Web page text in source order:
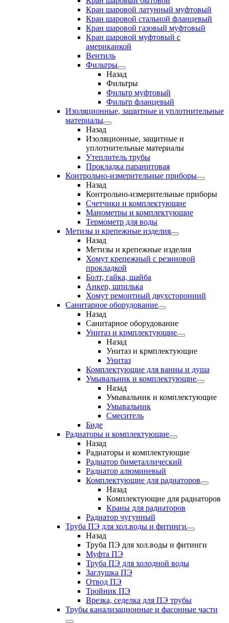
Кран шаровой латунный муфтовый
Кран шаровой стальной фланцевый
Кран шаровой газовый муфтовый
Кран шаровой муфтовый с
американкой
Вентиль
Фильтры
Назад
Фильтры
Фильтр муфтовый
Фильтр фланцевый
Изоляционные, защитные и уплотнительные
материалы
Назад
Изоляционные, защитные и
уплотнительные материалы
Утеплитель трубы
Прокладка паранитовая
Контрольно-измерительные приборы
Назад
Контрольно-измерительные приборы
Счетчики и комплектующие
Манометры и комплектующие
Термометр для воды
Метизы и крепежные изделия
Назад
Метизы и крепежные изделия
Хомут крепежный с резиновой
прокладкой
Болт, гайка, шайба
Анкер, шпилька
Хомут ремонтный двухсторонний
Санитарное оборудование
Назад
Санитарное оборудование
Унитаз и крмплектующие
Назад
Унитаз и крмплектующие
Унитаз
Комплектующие для ванны и душа
Умывальник и комплектующие
Назад
Умывальник и комплектующие
Умывальник
Смеситель
Биде
Радиаторы и комплектующие
Назад
Радиаторы и комплектующие
Радиатор биметаллический
Радиатор алюминевый
Комплектующие для радиаторов
Назад
Комплектующие для радиаторов
Краны для радиаторов
Радиатор чугунный
Труба ПЭ для хол.воды и фитинги
Назад
Труба ПЭ для хол.воды и фитинги
Муфта ПЭ
Труба ПЭ для холодной воды
Заглушка ПЭ
Отвод ПЭ
Тройник ПЭ
Врезка, седелка для ПЭ трубы
Трубы канализационные и фасонные части